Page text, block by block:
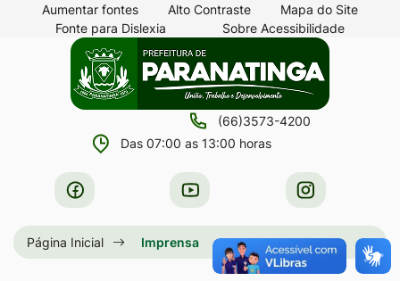
Seção
atalhos
acessibilidade
para
conteúdo
para
menu
[alt+2]
Aumentar fontes Alto Contraste
Mapa do Site
Fonte para Dislexia
Sobre Acessibilidade
Seção
menu
principal
principal
(66)3573-4200
Das 07:00 as 13:00 horas
Acessar
a
Rede
Acessar
a
Rede
Social
Acessar
a
Rede
Social
Página Inicial Imprensa